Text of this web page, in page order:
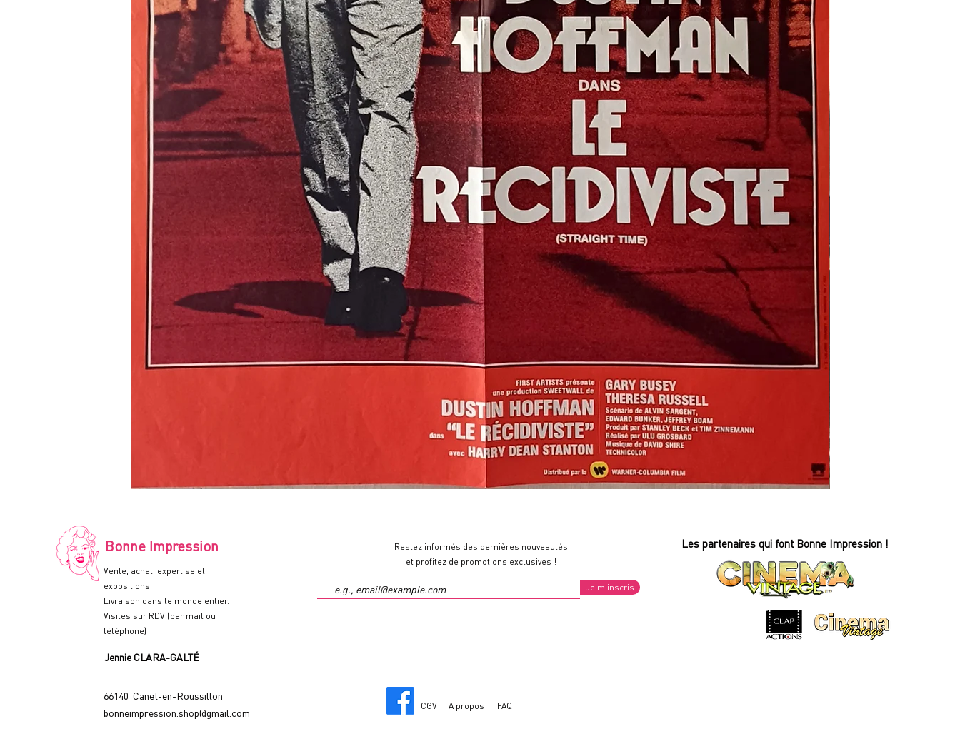
60x80cm.
Affiche
de
-
60x80cm.
-
1968
Bonne Impression
Vente, achat, expertise et
expositions
Livraison dans le monde entier.
Visites sur RDV (par mail ou
téléphone)
Jennie CLARA-GALTÉ
Restez informés des dernières nouveautés
et profitez de promotions exclusives !
Je m'inscris
Les partenaires qui font Bonne Impression !
66140 Canet-en-Roussillon
bonneimpression.shop@gmail.com
CGV A propos FAQ